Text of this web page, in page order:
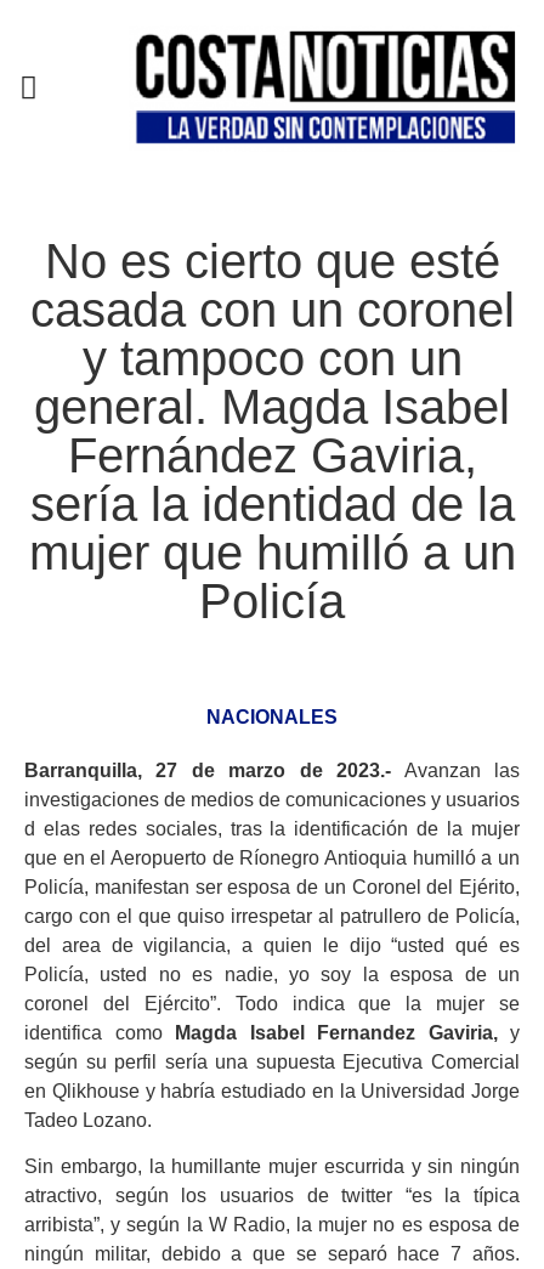
No es cierto que esté
casada con un coronel
y tampoco con un
general. Magda Isabel
Fernández Gaviria,
sería la identidad de la
mujer que humilló a un
Policía
NACIONALES
Barranquilla, 27 de marzo de 2023.- Avanzan las
investigaciones de medios de comunicaciones y usuarios
d elas redes sociales, tras la identificación de la mujer
que en el Aeropuerto de Ríonegro Antioquia humilló a un
Policía, manifestan ser esposa de un Coronel del Ejérito,
cargo con el que quiso irrespetar al patrullero de Policía,
del area de vigilancia, a quien le dijo “usted qué es
Policía, usted no es nadie, yo soy la esposa de un
coronel del Ejército”. Todo indica que la mujer se
identifica como
Magda Isabel Fernandez Gaviria,y
según su perfil sería una supuesta Ejecutiva Comercial
en Qlikhouse y habría estudiado en la Universidad Jorge
Tadeo Lozano.
Sin embargo, la humillante mujer escurrida y sin ningún
atractivo, según los usuarios de twitter “es la típica
arribista”, y según la W Radio, la mujer no es esposa de
ningún militar, debido a que se separó hace 7 años.